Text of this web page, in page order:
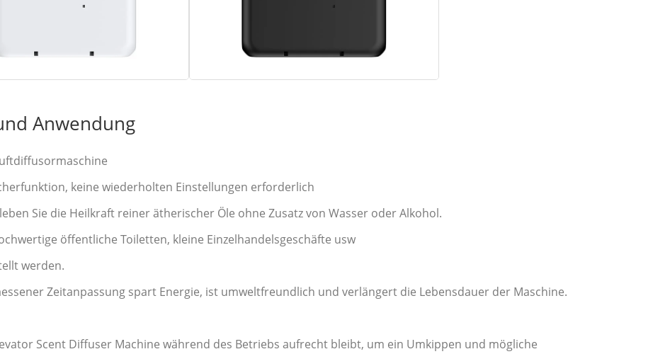
Anwendung
keine wiederholten Einstellungen erforderlich
Sie die Heilkraft reiner ätherischer Öle ohne Zusatz von Wasser oder Alkohol.
öffentliche Toiletten, kleine Einzelhandelsgeschäfte usw
werden.
Zeitanpassung spart Energie, ist umweltfreundlich und verlängert die Lebensdauer der Maschine.
Scent Diffuser Machine während des Betriebs aufrecht bleibt, um ein Umkippen und mögliche